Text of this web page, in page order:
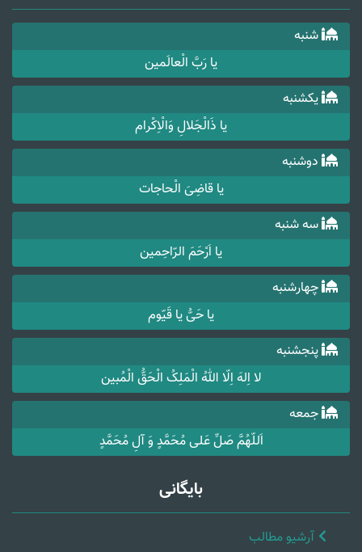
شنبه
یا رَبَّ الْعالَمین
یکشنبه
یا ذَالْجَلالِ وَالْاِکْرام
دوشنبه
یا قاضِیَ الْحاجات
سه شنبه
یا اَرْحَمَ الرّاحِمین
چهارشنبه
یا حَیُّ یا قَیّوم
پنجشنبه
لا اِلهَ اِلّا اللهُ الْمَلِکُ الْحَقُّ الْمُبین
جمعه
اَللّهُمَّ صَلِّ عَلی مُحَمَّدٍ وَ آلِ مُحَمَّدٍ
بایگانی
آرشیو مطالب